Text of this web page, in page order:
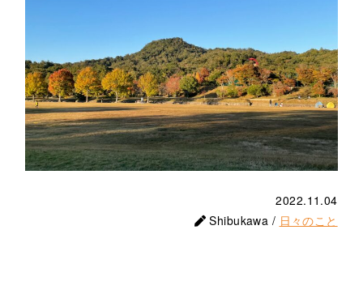
2022.11.04
Shibukawa / 日々のこと